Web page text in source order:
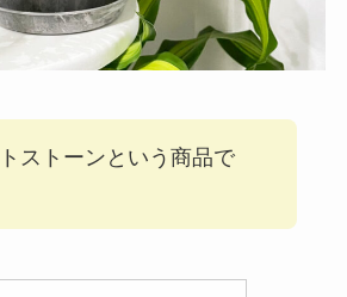
ストーンという商品で